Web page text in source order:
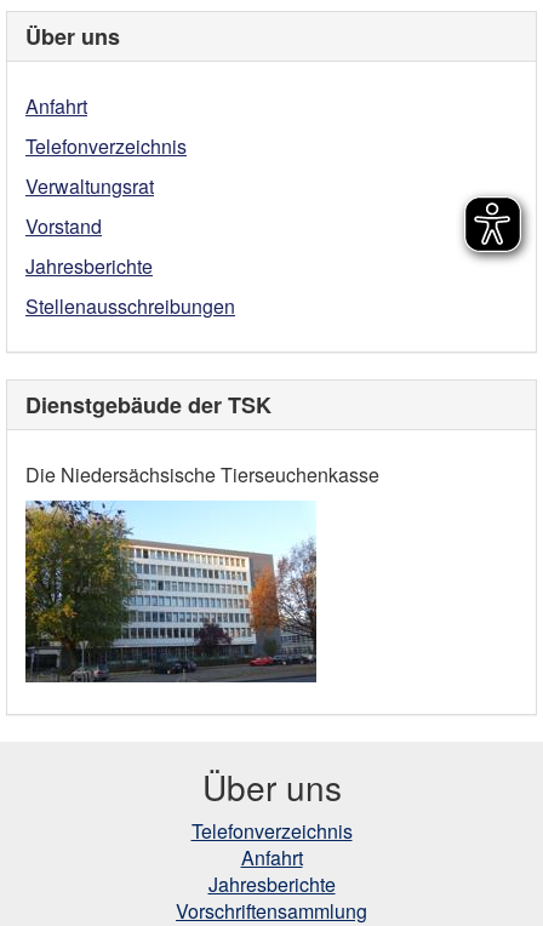
Über uns
Anfahrt
Telefonverzeichnis
Verwaltungsrat
Vorstand
Jahresberichte
Stellenausschreibungen
Dienstgebäude der TSK
Die Niedersächsische Tierseuchenkasse
Über uns
Telefonverzeichnis
Anfahrt
Jahresberichte
Vorschriftensammlung